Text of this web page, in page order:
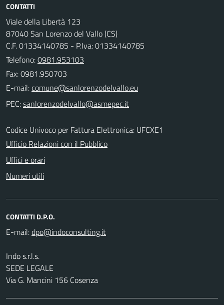
CONTATTI
Viale della Libertà 123
87040 San Lorenzo del Vallo (CS)
C.F. 01334140785 - P.Iva: 01334140785
Telefono:0981.953103
Fax: 0981.950703
E-mail:
PEC:
Codice Univoco per Fattura Elettronica: UFCXE1
Ufficio Relazioni con il Pubblico
Uffici e orari
Numeri utili
CONTATTI D.P.O.
E-mail:
Indo s.r.l.s.
SEDE LEGALE
Via G. Mancini 156 Cosenza